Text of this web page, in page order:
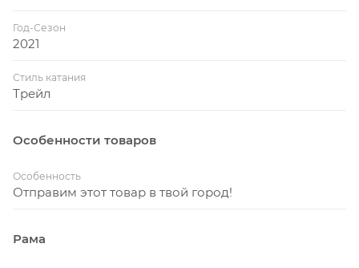
Год-Сезон
2021
Стиль катания
Трейл
Особенности товаров
Особенность
Отправим этот товар в твой город!
Рама